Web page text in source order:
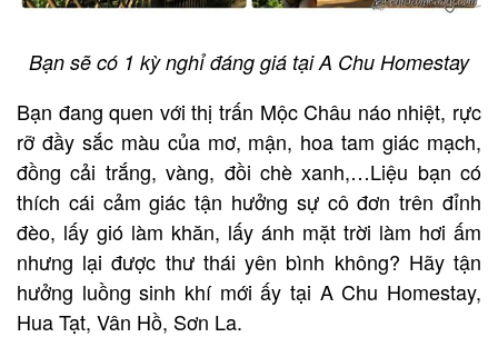
Bạn sẽ có 1 kỳ nghỉ đáng giá tại A Chu Homestay
Bạn đang quen với thị trấn Mộc Châu náo nhiệt, rực
rỡ đầy sắc màu của mơ, mận, hoa tam giác mạch,
đồng cải trắng, vàng, đồi chè xanh,…Liệu bạn có
thích cái cảm giác tận hưởng sự cô đơn trên đỉnh
đèo, lấy gió làm khăn, lấy ánh mặt trời làm hơi ấm
nhưng lại được thư thái yên bình không? Hãy tận
hưởng luồng sinh khí mới ấy tại A Chu Homestay,
Hua Tạt, Vân Hồ, Sơn La.